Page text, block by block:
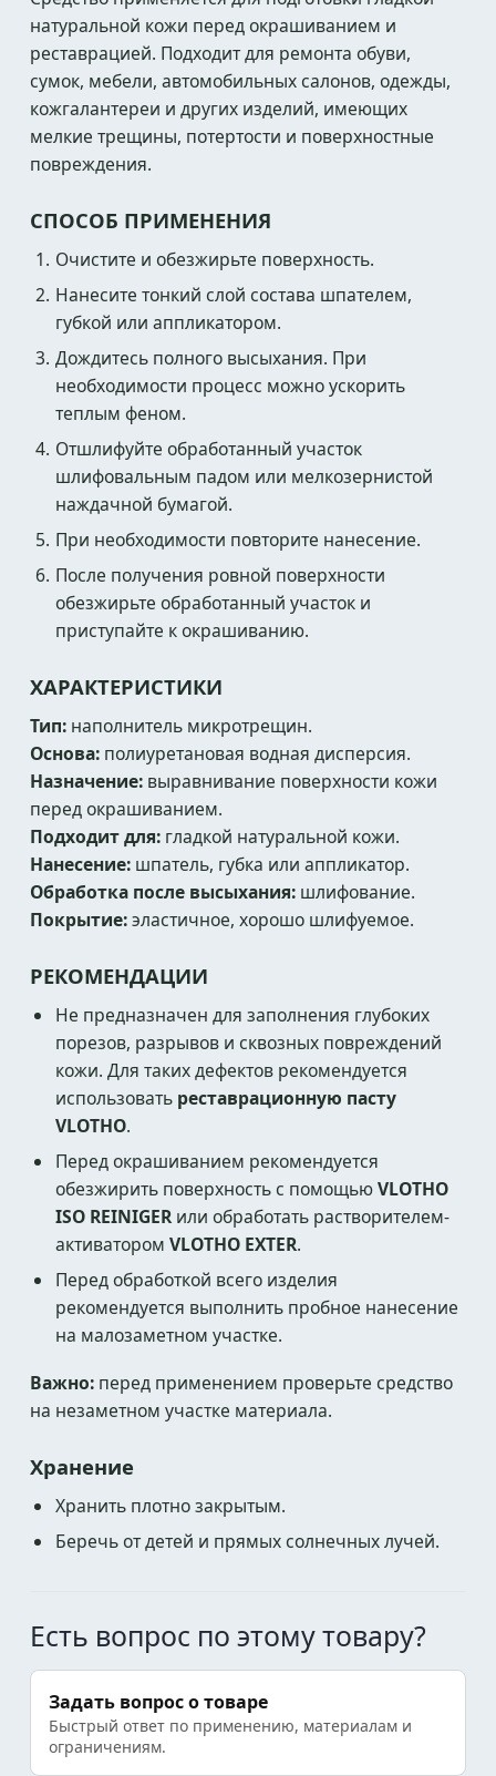
натуральной кожи перед окрашиванием и
реставрацией. Подходит для ремонта обуви,
сумок, мебели, автомобильных салонов, одежды,
кожгалантереи и других изделий, имеющих
мелкие трещины, потертости и поверхностные
повреждения.
СПОСОБ ПРИМЕНЕНИЯ
Очистите и обезжирьте поверхность.
Нанесите тонкий слой состава шпателем,
губкой или аппликатором.
Дождитесь полного высыхания. При
необходимости процесс можно ускорить
теплым феном.
Отшлифуйте обработанный участок
шлифовальным падом или мелкозернистой
наждачной бумагой.
При необходимости повторите нанесение.
После получения ровной поверхности
обезжирьте обработанный участок и
приступайте к окрашиванию.
ХАРАКТЕРИСТИКИ
Тип: наполнитель микротрещин.
Основа: полиуретановая водная дисперсия.
Назначение: выравнивание поверхности кожи
перед окрашиванием.
Подходит для: гладкой натуральной кожи.
Нанесение: шпатель, губка или аппликатор.
Обработка после высыхания: шлифование.
Покрытие:эластичное, хорошо шлифуемое.
РЕКОМЕНДАЦИИ
Не предназначен для заполнения глубоких
порезов, разрывов и сквозных повреждений
кожи. Для таких дефектов рекомендуется
использовать реставрационную пасту
VLOTHO.
Перед окрашиванием рекомендуется
обезжирить поверхность с помощьюVLOTHO
ISO REINIGER или обработать растворителем-
активаторомVLOTHO EXTER.
Перед обработкой всего изделия
рекомендуется выполнить пробное нанесение
на малозаметном участке.
Важно: перед применением проверьте средство
на незаметном участке материала.
Хранение
Хранить плотно закрытым.
Беречь от детей и прямых солнечных лучей.
Есть вопрос по этому товару?
Задать вопрос о товаре
Быстрый ответ по применению, материалам и
ограничениям.